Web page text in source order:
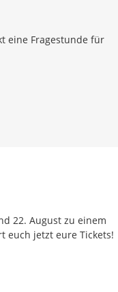
eine Fragestunde für
22. August zu einem
euch jetzt eure Tickets!